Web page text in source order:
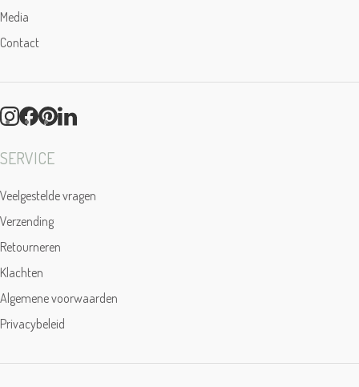
Media
Contact
SERVICE
Veelgestelde vragen
Verzending
Retourneren
Klachten
Algemene voorwaarden
Privacybeleid